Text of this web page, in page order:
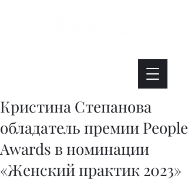
Кристина Степанова
обладатель премии People
Awards в номинации
«Женский практик 2023»